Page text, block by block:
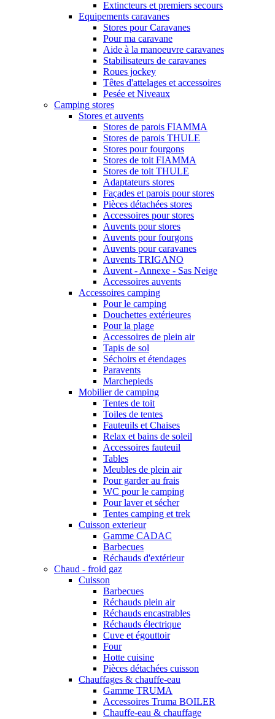
Extincteurs et premiers secours
Equipements caravanes
Stores pour Caravanes
Pour ma caravane
Aide à la manoeuvre caravanes
Stabilisateurs de caravanes
Roues jockey
Têtes d'attelages et accessoires
Pesée et Niveaux
Camping stores
Stores et auvents
Stores de parois FIAMMA
Stores de parois THULE
Stores pour fourgons
Stores de toit FIAMMA
Stores de toit THULE
Adaptateurs stores
Façades et parois pour stores
Pièces détachées stores
Accessoires pour stores
Auvents pour stores
Auvents pour fourgons
Auvents pour caravanes
Auvents TRIGANO
Auvent - Annexe - Sas Neige
Accessoires auvents
Accessoires camping
Pour le camping
Douchettes extérieures
Pour la plage
Accessoires de plein air
Tapis de sol
Séchoirs et étendages
Paravents
Marchepieds
Mobilier de camping
Tentes de toit
Toiles de tentes
Fauteuils et Chaises
Relax et bains de soleil
Accessoires fauteuil
Tables
Meubles de plein air
Pour garder au frais
WC pour le camping
Pour laver et sécher
Tentes camping et trek
Cuisson exterieur
Gamme CADAC
Barbecues
Réchauds d'extérieur
Chaud - froid gaz
Cuisson
Barbecues
Réchauds plein air
Réchauds encastrables
Réchauds électrique
Cuve et égouttoir
Four
Hotte cuisine
Pièces détachées cuisson
Chauffages & chauffe-eau
Gamme TRUMA
Accessoires Truma BOILER
Chauffe-eau & chauffage